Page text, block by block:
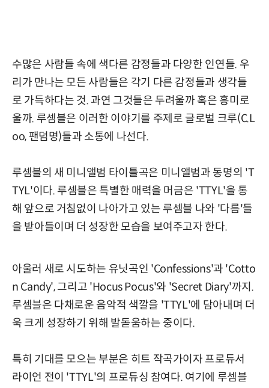
수많은 사람들 속에 색다른 감정들과 다양한 인연들. 우
리가 만나는 모든 사람들은 각기 다른 감정들과 생각들
로 가득하다는 것. 과연 그것들은 두려울까 혹은 흥미로
울까. 루셈블은 이러한 이야기를 주제로 글로벌 크루(C.L
oo, 팬덤명)들과 소통에 나선다.
루셈블의 새 미니앨범 타이틀곡은 미니앨범과 동명의 'T
TYL'이다. 루셈블은 특별한 매력을 머금은 'TTYL'을 통
해 앞으로 거침없이 나아가고 있는 루셈블 나와 '다름'들
을 받아들이며 더 성장한 모습을 보여주고자 한다.
아울러 새로 시도하는 유닛곡인 'Confessions'과 'Cotto
n Candy', 그리고 'Hocus Pocus'와 'Secret Diary'까지.
루셈블은 다채로운 음악적 색깔을 'TTYL'에 담아내며 더
욱 크게 성장하기 위해 발돋움하는 중이다.
특히 기대를 모으는 부분은 히트 작곡가이자 프로듀서
라이언 전이 'TTYL'의 프로듀싱 참여다. 여기에 루셈블